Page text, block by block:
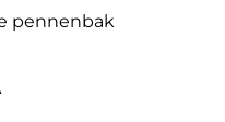
pennenbak